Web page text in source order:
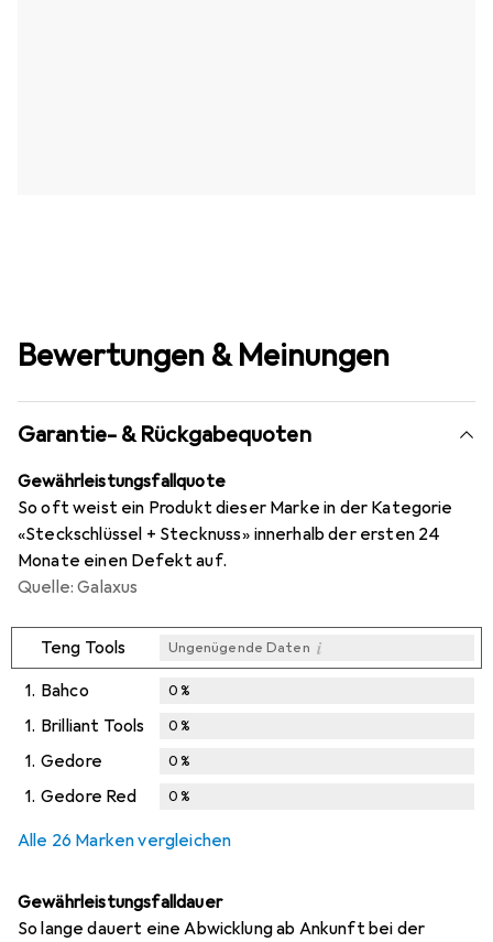
Bewertungen & Meinungen
Garantie- & Rückgabequoten
Gewährleistungsfallquote
So oft weist ein Produkt dieser Marke in der Kategorie
«Steckschlüssel + Stecknuss» innerhalb der ersten 24
Monate einen Defekt auf.
Quelle: Galaxus
Teng Tools Ungenügende Daten i
1. Bahco 0%
1. Brilliant Tools 0%
1. Gedore 0%
1. Gedore Red 0%
Alle 26 Marken vergleichen
Gewährleistungsfalldauer
So lange dauert eine Abwicklung ab Ankunft bei der